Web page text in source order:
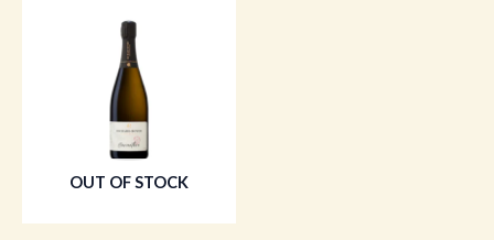
OUT OF STOCK